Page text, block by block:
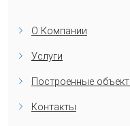
О Компании
Услуги
Построенные
Контакты